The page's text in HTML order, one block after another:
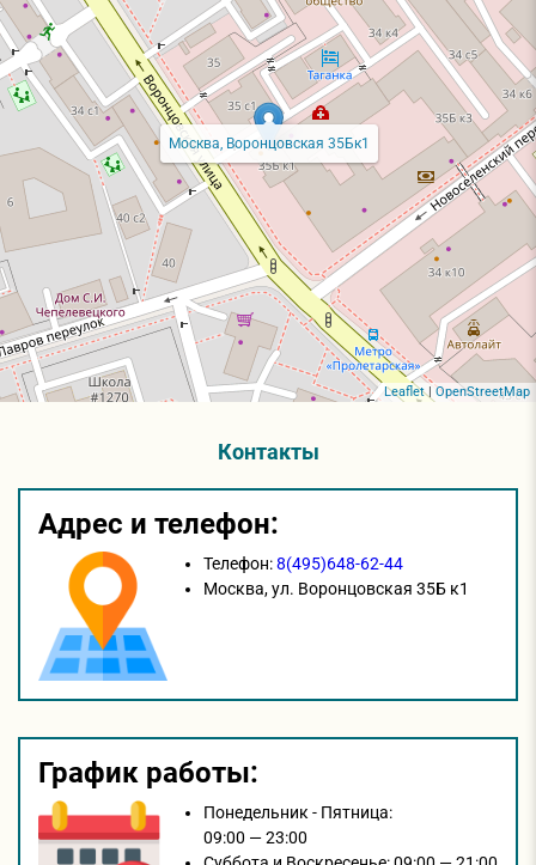
Москва, Воронцовская 35Бк1
Leaflet| OpenStreetMap
Контакты
Адрес и телефон:
Телефон:8(495)648-62-44
Москва,ул. Воронцовская 35Б к1
График работы:
Понедельник - Пятница:
09:00 — 23:00